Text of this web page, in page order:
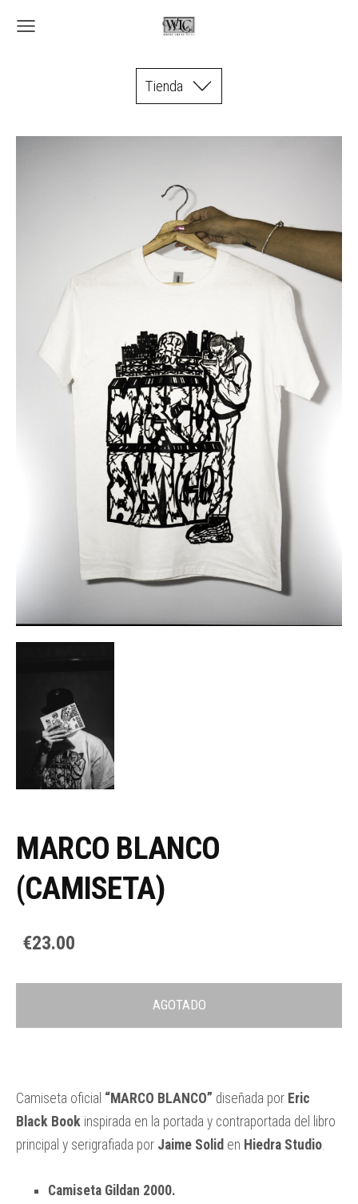
Tienda
MARCO BLANCO
(CAMISETA)
€23.00
AGOTADO
Camiseta oficial “MARCO BLANCO” diseñada por Eric
Black Book inspirada en la portada y contraportada del libro
principal y serigrafiada por Jaime Solid en Hiedra Studio
Camiseta Gildan 2000.